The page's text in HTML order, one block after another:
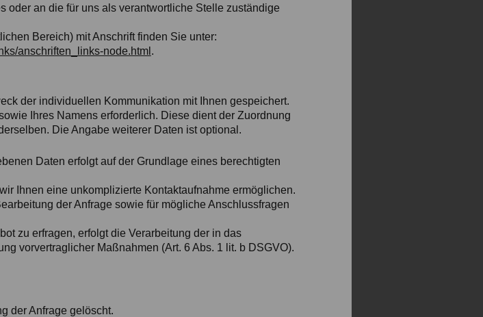
oder an die für uns als verantwortliche Stelle zuständige
Bereich) mit Anschrift finden Sie unter:
anschriften_links-node.html .
der individuellen Kommunikation mit Ihnen gespeichert.
Ihres Namens erforderlich. Diese dient der Zuordnung
Die Angabe weiterer Daten ist optional.
Daten erfolgt auf der Grundlage eines berechtigten
Ihnen eine unkomplizierte Kontaktaufnahme ermöglichen.
der Anfrage sowie für mögliche Anschlussfragen
zu erfragen, erfolgt die Verarbeitung der in das
vorvertraglicher Maßnahmen (Art. 6 Abs. 1 lit. b DSGVO).
der Anfrage gelöscht.